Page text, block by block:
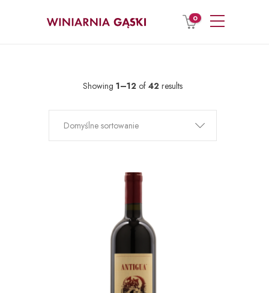
0
Showing 1–12 of 42 results
Domyślne sortowanie